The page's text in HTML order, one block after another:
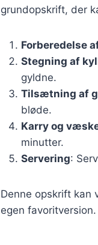
grundopskrift, der
Forberedelse
Stegning af
gyldne.
Tilsætning af
bløde.
Karry og
minutter.
Servering:
Denne opskrift kan
egen